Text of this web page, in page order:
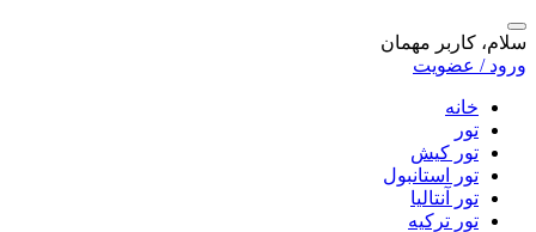
سلام، کاربر مهمان
ورود / عضویت
خانه
تور
تور کیش
تور استانبول
تور آنتالیا
تور ترکیه